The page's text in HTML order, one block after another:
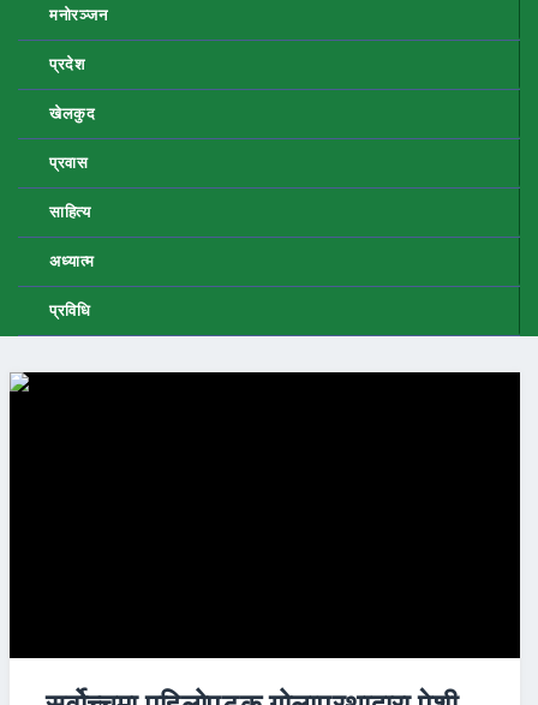
मनोरञ्जन
प्रदेश
खेलकुद
प्रवास
साहित्य
अध्यात्म
प्रविधि